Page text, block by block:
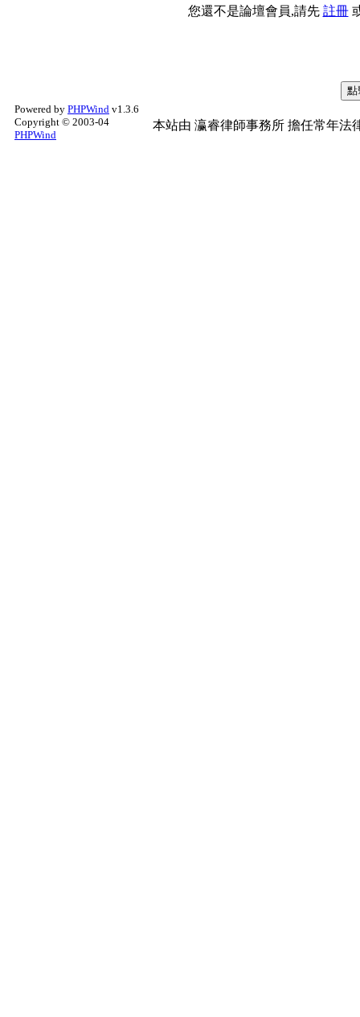
您還不是論壇會員,請先 註冊
Powered by PHPWind v1.3.6
Copyright © 2003-04
PHPWind
本站由 瀛睿律師事務所 擔任常年法